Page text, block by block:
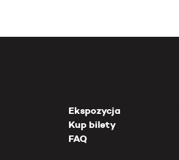
Ekspozycja
Kup bilety
FAQ